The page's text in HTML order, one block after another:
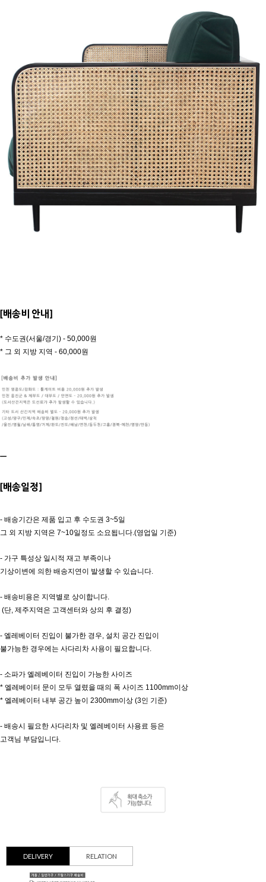
[배송비 안내]
* 수도권(서울/경기) - 50,000원
* 그 외 지방 지역 - 60,000원
ㅡ
[배송일정]
- 배송기간은 제품 입고 후 수도권 3~5일
그 외 지방 지역은 7~10일정도 소요됩니다.(영업일 기준)
- 가구 특성상 일시적 재고 부족이나
기상이변에 의한 배송지연이 발생할 수 있습니다.
- 배송비용은 지역별로 상이합니다.
(단, 제주지역은 고객센터와 상의 후 결정)
- 엘레베이터 진입이 불가한 경우, 설치 공간 진입이
불가능한 경우에는 사다리차 사용이 필요합니다.
- 소파가 엘레베이터 진입이 가능한 사이즈
* 엘레베이터 문이 모두 열렸을 때의 폭 사이즈 1100mm이상
* 엘레베이터 내부 공간 높이 2300mm이상 (3인 기준)
- 배송시 필요한 사다리차 및 엘레베이터 사용료 등은
고객님 부담입니다.
DELIVERY RELATION